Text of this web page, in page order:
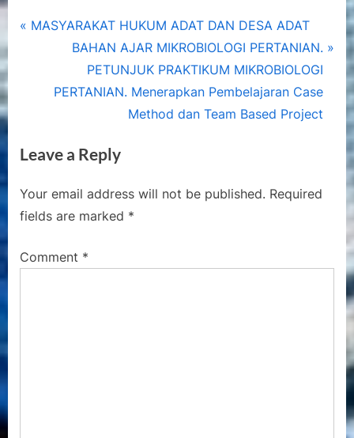
Post
navigation
P
u
P
o
t
MASYARAKAT HUKUM ADAT DAN DESA ADAT
N
x
o
t
:
BAHAN AJAR MIKROBIOLOGI PERTANIAN.
PETUNJUK PRAKTIKUM MIKROBIOLOGI
PERTANIAN. Menerapkan Pembelajaran Case
Method dan Team Based Project
Leave a Reply
Your email address will not be published. Required
fields are marked *
Comment *